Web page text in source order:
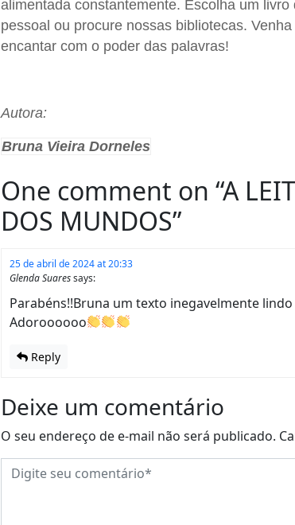
alimentada constantemente. Escolha um
pessoal ou procure nossas bibliotecas.
encantar com o poder das palavras!
Autora:
Bruna Vieira Dorneles
One comment on “A
DOS MUNDOS”
25 de abril de 2024 at 20:33
Glenda Suaressays:
Parabéns!!Bruna um texto inegavelmente
Adoroooooo
Reply
Deixe um comentário
O seu endereço de e-mail não será publicado.